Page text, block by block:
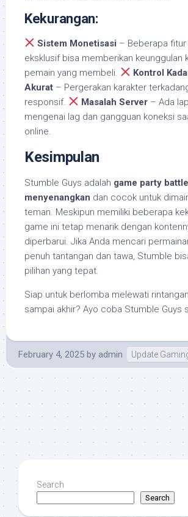
Kekurangan:
Sistem Monetisasi – Beberapa
eksklusif bisa memberikan keunggulan
pemain yang membeli.
Kontrol
Akurat – Pergerakan karakter
responsif.
Masalah Server – Ada
mengenai lag dan gangguan koneksi
online.
Kesimpulan
Stumble Guys adalah game party
menyenangkan dan cocok untuk
teman. Meskipun memiliki beberapa
game ini tetap menarik dengan
diperbarui. Jika Anda mencari
penuh tantangan dan tawa, Stumble
pilihan yang tepat.
Siap untuk berlomba melewati
sampai akhir? Ayo coba Stumble Guys
February 4, 2025 by admin Update
Search
Search